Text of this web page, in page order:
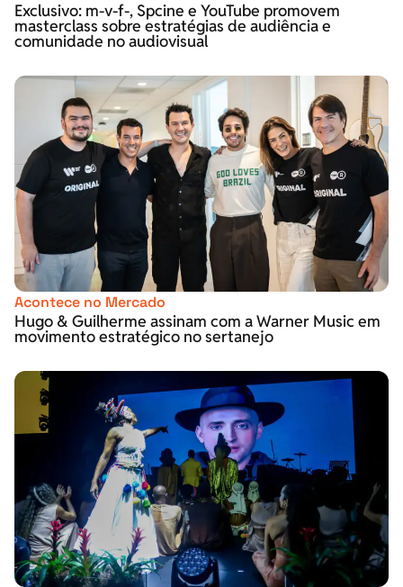
Exclusivo: m-v-f-, Spcine e YouTube promovem
masterclass sobre estratégias de audiência e
comunidade no audiovisual
Acontece no Mercado
Hugo & Guilherme assinam com a Warner Music em
movimento estratégico no sertanejo